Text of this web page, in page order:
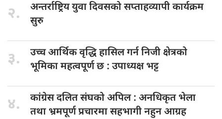
२. अन्तर्राष्ट्रिय युवादिवसको सप्ताहव्यापी कार्यक्रम
सुरु
३. उच्च आर्थिकवृद्धि हासिल गर्न निजी क्षेत्रको
भूमिका महत्वपूर्ण छ : उपाध्यक्ष भट्ट
४. कांग्रेस दलितसंघको अपिल : अनधिकृत भेला
तथा भ्रमपूर्ण प्रचारमा सहभागी नहुन आग्रह